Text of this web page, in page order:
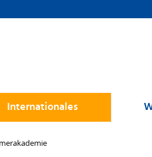
Internationales